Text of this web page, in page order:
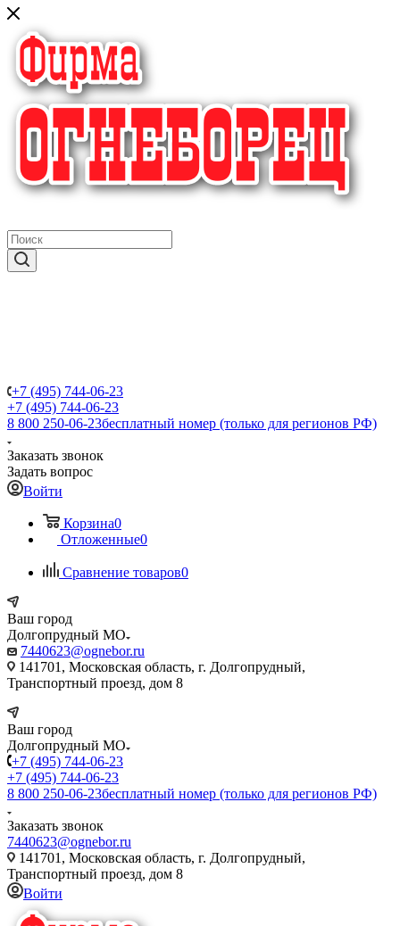
+7 (495) 744-06-23
+7 (495) 744-06-23
8 800 250-06-23бесплатный номер (только для регионов РФ)
Заказать звонок
Задать вопрос
Войти
Корзина0
Отложенные0
Сравнение товаров0
Ваш город
Долгопрудный МО
7440623@ognebor.ru
141701, Московская область, г. Долгопрудный,
Транспортный проезд, дом 8
Ваш город
Долгопрудный МО
+7 (495) 744-06-23
+7 (495) 744-06-23
8 800 250-06-23бесплатный номер (только для регионов РФ)
Заказать звонок
7440623@ognebor.ru
141701, Московская область, г. Долгопрудный,
Транспортный проезд, дом 8
Войти